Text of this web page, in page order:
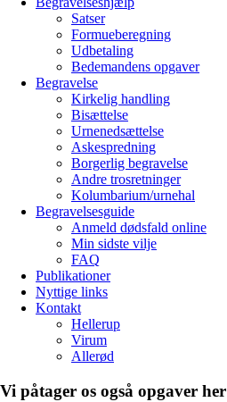
Satser
Formueberegning
Udbetaling
Bedemandens opgaver
Begravelse
Kirkelig handling
Bisættelse
Urnenedsættelse
Askespredning
Borgerlig begravelse
Andre trosretninger
Kolumbarium/urnehal
Begravelsesguide
Anmeld dødsfald online
Min sidste vilje
FAQ
Publikationer
Nyttige links
Kontakt
Hellerup
Virum
Allerød
Vi påtager os også opgaver her